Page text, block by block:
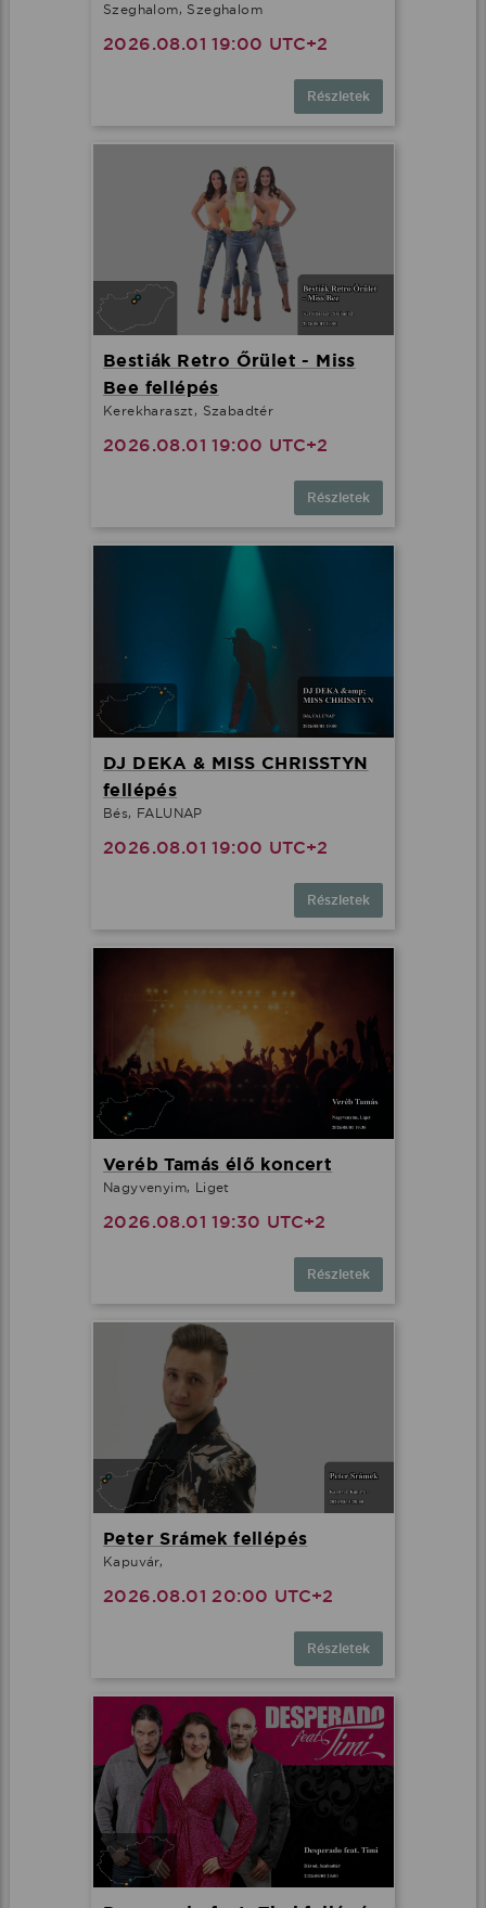
Szeghalom, Szeghalom
2026.08.01 19:00 UTC+2
Részletek
Bestiák Retro Őrület - Miss
Bee fellépés
Kerekharaszt, Szabadtér
2026.08.01 19:00 UTC+2
Részletek
DJ DEKA & MISS CHRISSTYN
fellépés
Bés, FALUNAP
2026.08.01 19:00 UTC+2
Részletek
Veréb Tamás élő koncert
Nagyvenyim, Liget
2026.08.01 19:30 UTC+2
Részletek
Peter Srámek fellépés
Kapuvár,
2026.08.01 20:00 UTC+2
Részletek